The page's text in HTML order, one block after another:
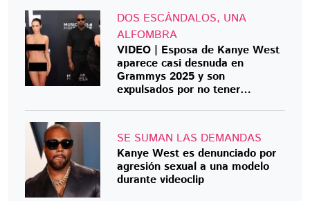
DOS ESCÁNDALOS, UNA
ALFOMBRA
VIDEO | Esposa de Kanye West
aparece casi desnuda en
Grammys 2025 y son
expulsados por no tener
SE SUMAN LAS DEMANDAS
Kanye West es denunciado por
agresión sexual a una modelo
durante videoclip